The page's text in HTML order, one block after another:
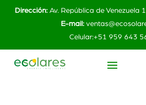
Dirección: Av. República de Venezuela
E-mail:
Celular:+51 959 643